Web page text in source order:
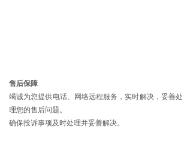
售后保障
竭诚为您提供电话、网络远程服务，实时解决，妥善处
理您的售后问题。
确保投诉事项及时处理并妥善解决。